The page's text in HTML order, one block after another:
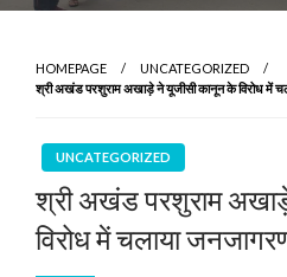
HOMEPAGE
UNCATEGORIZED
श्री अखंड परशुराम अखाड़े ने यूजीसी कानून के विरोध में
UNCATEGORIZED
श्री अखंड परशुराम
विरोध में चलाया